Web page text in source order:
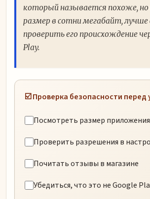
который называется похоже,
размер в сотни мегабайт, лучше
проверить его происхождение
Play.
☑️ Проверка безопасности перед
Посмотреть размер приложения
Проверить разрешения в
Почитать отзывы в магазине
Убедиться, что это не Google